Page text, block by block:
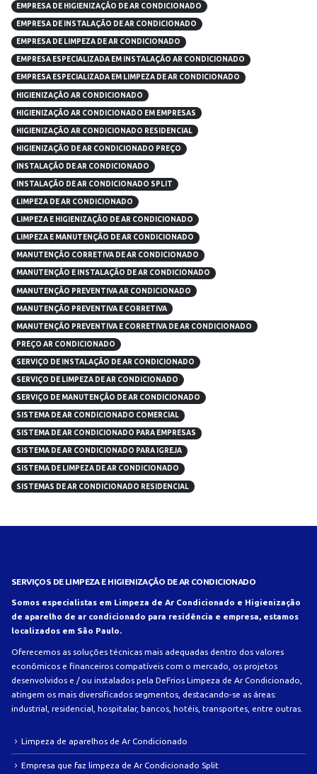
EMPRESA DE HIGIENIZAÇÃO DE AR CONDICIONADO
EMPRESA DE INSTALAÇÃO DE AR CONDICIONADO
EMPRESA DE LIMPEZA DE AR CONDICIONADO
EMPRESA ESPECIALIZADA EM INSTALAÇÃO AR CONDICIONADO
EMPRESA ESPECIALIZADA EM LIMPEZA DE AR CONDICIONADO
HIGIENIZAÇÃO AR CONDICIONADO
HIGIENIZAÇÃO AR CONDICIONADO EM EMPRESAS
HIGIENIZAÇÃO AR CONDICIONADO RESIDENCIAL
HIGIENIZAÇÃO DE AR CONDICIONADO PREÇO
INSTALAÇÃO DE AR CONDICIONADO
INSTALAÇÃO DE AR CONDICIONADO SPLIT
LIMPEZA DE AR CONDICIONADO
LIMPEZA E HIGIENIZAÇÃO DE AR CONDICIONADO
LIMPEZA E MANUTENÇÃO DE AR CONDICIONADO
MANUTENÇÃO CORRETIVA DE AR CONDICIONADO
MANUTENÇÃO E INSTALAÇÃO DE AR CONDICIONADO
MANUTENÇÃO PREVENTIVA AR CONDICIONADO
MANUTENÇÃO PREVENTIVA E CORRETIVA
MANUTENÇÃO PREVENTIVA E CORRETIVA DE AR CONDICIONADO
PREÇO AR CONDICIONADO
SERVIÇO DE INSTALAÇÃO DE AR CONDICIONADO
SERVIÇO DE LIMPEZA DE AR CONDICIONADO
SERVIÇO DE MANUTENÇÃO DE AR CONDICIONADO
SISTEMA DE AR CONDICIONADO COMERCIAL
SISTEMA DE AR CONDICIONADO PARA EMPRESAS
SISTEMA DE AR CONDICIONADO PARA IGREJA
SISTEMA DE LIMPEZA DE AR CONDICIONADO
SISTEMAS DE AR CONDICIONADO RESIDENCIAL
SERVIÇOS DE LIMPEZA E HIGIENIZAÇÃO DE AR CONDICIONADO
Somos especialistas em Limpeza de Ar Condicionado e Higienização
de aparelho de ar condicionado para residência e empresa, estamos
localizados em São Paulo.
Oferecemos as soluções técnicas mais adequadas dentro dos valores
econômicos e financeiros compatíveis com o mercado, os projetos
desenvolvidos e / ou instalados pela DeFrios Limpeza de Ar Condicionado,
atingem os mais diversificados segmentos, destacando-se as áreas:
industrial, residencial, hospitalar, bancos, hotéis, transportes, entre outras.
Limpeza de aparelhos de Ar Condicionado
Empresa que faz limpeza de Ar Condicionado Split